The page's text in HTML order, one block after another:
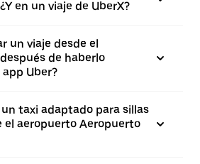
en un viaje de UberX?
un viaje desde el
de haberlo
Uber?
taxi adaptado para sillas
el aeropuerto Aeropuerto